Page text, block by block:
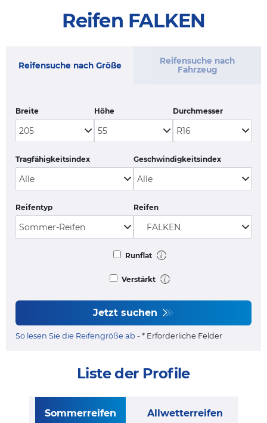
Reifen FALKEN
Reifensuche nach Größe
Reifensuche nach
Fahrzeug
Breite Höhe Durchmesser
Tragfähigkeitsindex Geschwindigkeitsindex
Reifentyp Reifen
Runflat
Verstärkt
Jetzt suchen
So lesen Sie die Reifengröße ab - * Erforderliche Felder
Liste der Profile
Sommerreifen Allwetterreifen